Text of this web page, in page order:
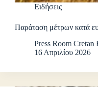
Ειδήσεις
Παράταση μέτρων κατά
Press Room Cretan
16 Απριλίου 2026